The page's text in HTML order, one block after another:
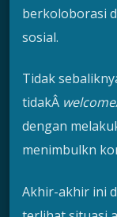
berkoloborasi
sosial.
Tidak
tidakÂ
dengan
menimbulkn
Akhir-akhir ini